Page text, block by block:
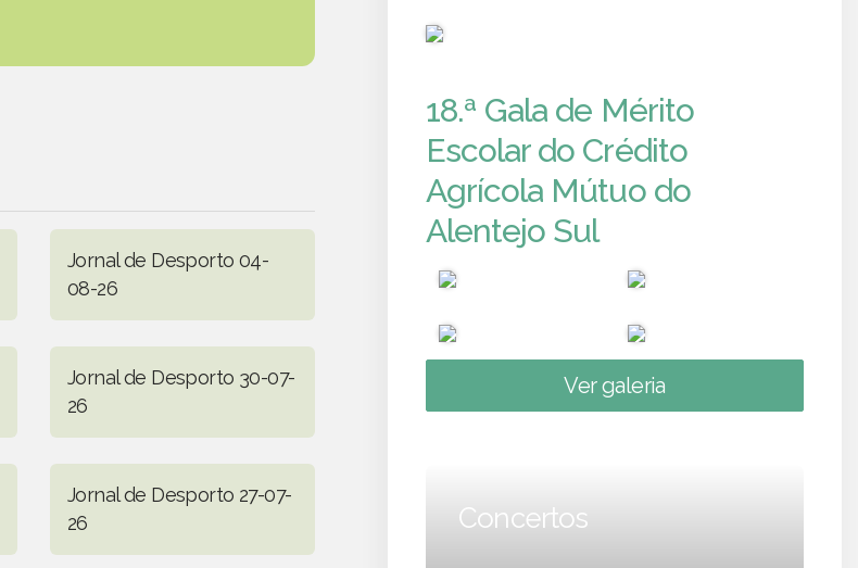
Jornal de Desporto 04-
08-26
Jornal de Desporto 30-07-
26
Jornal de Desporto 27-07-
26
18.ª Gala de Mérito
Escolar do Crédito
Agrícola Mútuo do
Alentejo Sul
Ver galeria
Concertos